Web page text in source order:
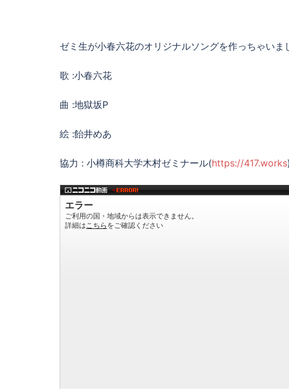
ゼミ生が小春六花のオリジナルソングを作っちゃいま
歌 :小春六花
曲 :地獄坂P
絵 :飴井めあ
協力 : 小樽商科大学木村ゼミナール(https://417.works)